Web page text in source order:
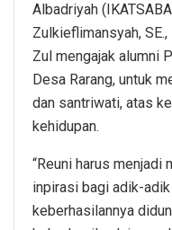
Albadriyah
Zulkieflimansyah,
Zul mengajak alumni
Desa Rarang, untuk
dan santriwati, atas
kehidupan.
“Reuni harus menjadi
inpirasi bagi adik-
keberhasilannya